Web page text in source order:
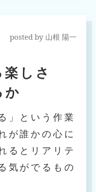
posted by 山根 陽一
しさ
か
」という作業
が誰かの心に
るとリアリテ
気がでるもの